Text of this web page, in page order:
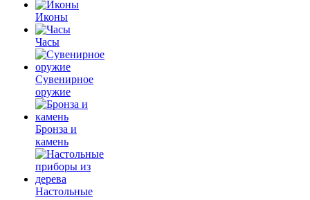
Иконы
Часы
Сувенирное
оружие
Бронза и
камень
Настольные